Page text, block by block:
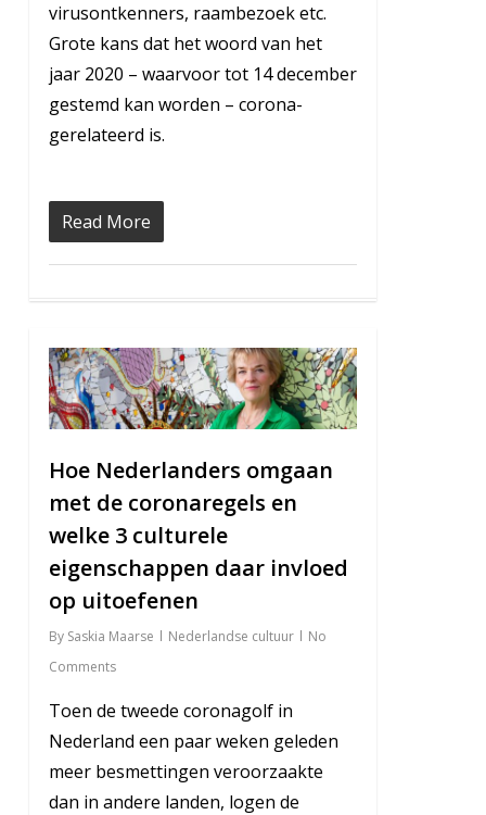
virusontkenners, raambezoek etc.
Grote kans dat het woord van het
jaar 2020 – waarvoor tot 14 december
gestemd kan worden – corona-
gerelateerd is.
Read More
Hoe Nederlanders omgaan
met de coronaregels en
welke 3 culturele
eigenschappen daar invloed
op uitoefenen
By Saskia Maarse Nederlandse cultuur
No
Comments
Toen de tweede coronagolf in
Nederland een paar weken geleden
meer besmettingen veroorzaakte
dan in andere landen, logen de
3